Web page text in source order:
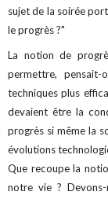
sujet de la soirée
le progrès ?"
La notion de
permettre, pensait-
techniques plus
devaient être la
progrès si même la
évolutions
Que recoupe la
notre vie ?